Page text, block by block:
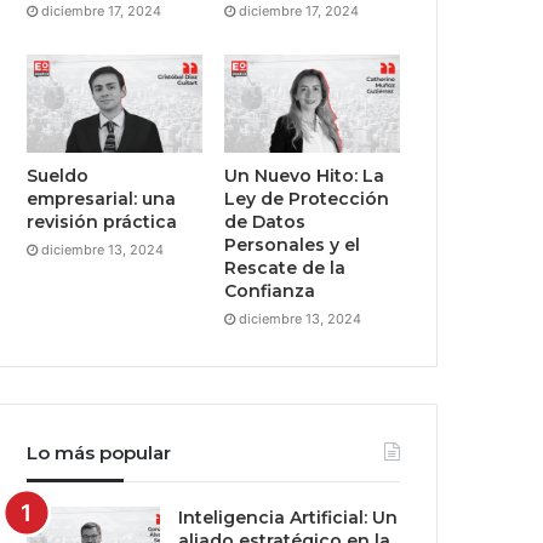
diciembre 17, 2024 diciembre 17, 2024
Sueldo
empresarial: una
revisión práctica
diciembre 13, 2024
Un Nuevo Hito: La
Ley de Protección
de Datos
Personales y el
Rescate de la
Confianza
diciembre 13, 2024
Lo más popular
Inteligencia Artificial: Un